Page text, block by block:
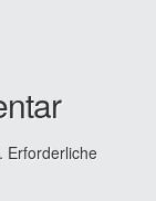
Erforderliche